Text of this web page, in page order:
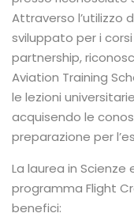
Attraverso l’utilizzo
sviluppato per i
partnership,
Aviation Training
le lezioni
acquisendo le
preparazione per
La laurea in
programma Flight
benefici: